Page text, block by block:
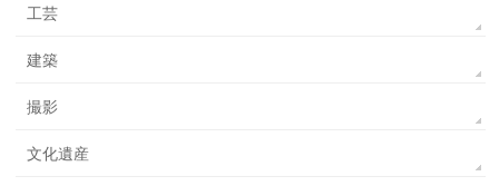
工芸
建築
撮影
文化遺産